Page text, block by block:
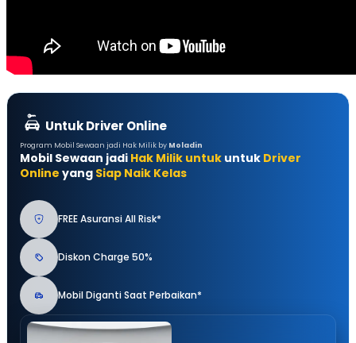
Untuk Driver Online
Program Mobil Sewaan jadi Hak Milik by Moladin
Mobil Sewaan jadi Hak Milik untuk untuk Driver
Online yang Siap Naik Kelas
FREE Asuransi All Risk*
Diskon Charge 50%
Mobil Diganti Saat Perbaikan*